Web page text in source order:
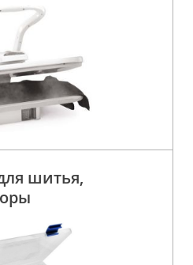
шитья,